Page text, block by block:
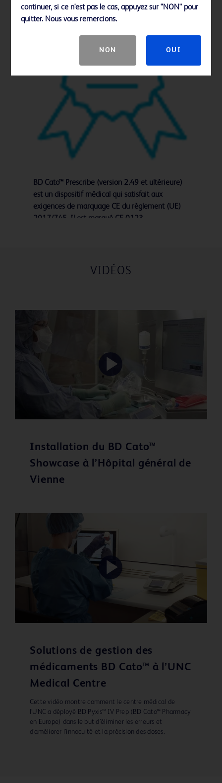
BD Cato™ Prescribe (version 2.49 et ultérieure)
est un dispositif médical qui satisfait aux
exigences de marquage CE du règlement (UE)
2017/745. Il est marqué CE 0123.
VIDÉOS
Play
Video
Installation du BD Cato™
Showcase à l’Hôpital général de
Vienne
Play
Video
Solutions de gestion des
médicaments BD Cato™ à l’UNC
Medical Centre
Cette vidéo montre comment le centre médical de
l’UNC a déployé BD Pyxis™ IV Prep (BD Cato™ Pharmacy
en Europe) dans le but d’éliminer les erreurs et
d’améliorer l’innocuité et la précision des doses.
continuer, si ce n'est pas le cas, appuyez sur "NON" pour
quitter. Nous vous remercions.
NON OUI